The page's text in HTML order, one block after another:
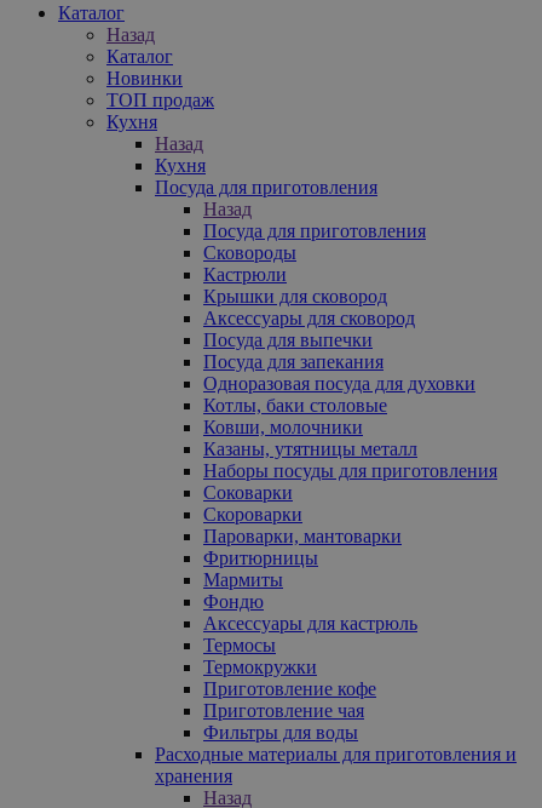
Каталог
Назад
Каталог
Новинки
ТОП продаж
Кухня
Назад
Кухня
Посуда для приготовления
Назад
Посуда для приготовления
Сковороды
Кастрюли
Крышки для сковород
Аксессуары для сковород
Посуда для выпечки
Посуда для запекания
Одноразовая посуда для духовки
Котлы, баки столовые
Ковши, молочники
Казаны, утятницы металл
Наборы посуды для приготовления
Соковарки
Скороварки
Пароварки, мантоварки
Фритюрницы
Мармиты
Фондю
Аксессуары для кастрюль
Термосы
Термокружки
Приготовление кофе
Приготовление чая
Фильтры для воды
Расходные материалы для приготовления и
хранения
Назад